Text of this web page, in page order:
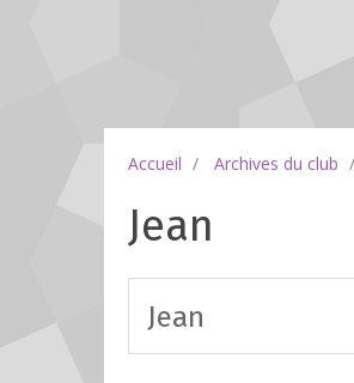
Accueil Archives du club
Jean
Jean